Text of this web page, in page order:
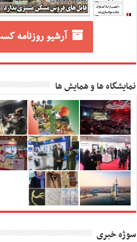
آرشیو روزنامه
نمایشگاه ها و همایش ها
سوژه خبری